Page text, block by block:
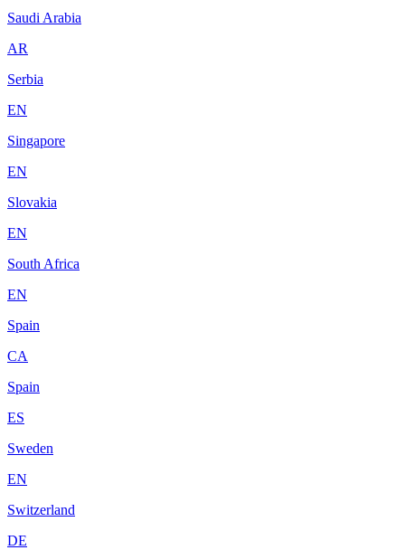
Saudi Arabia
AR
Serbia
EN
Singapore
EN
Slovakia
EN
South Africa
EN
Spain
CA
Spain
ES
Sweden
EN
Switzerland
DE